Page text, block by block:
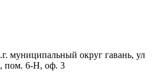
муниципальный округ гавань, ул
пом. 6-Н, оф. 3